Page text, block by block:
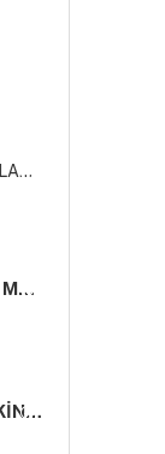
BENZİN MOTORLU İLAÇLAMA
ÜFLEME VE TOPLAMA MAKİNELERİ
BASINÇLI YIKAMA MAKİNESİ